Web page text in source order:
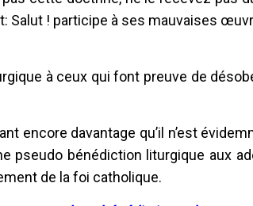
Salut ! participe à ses mauvaises
à ceux qui font preuve de
encore davantage qu’il n’est
pseudo bénédiction liturgique aux
de la foi catholique.